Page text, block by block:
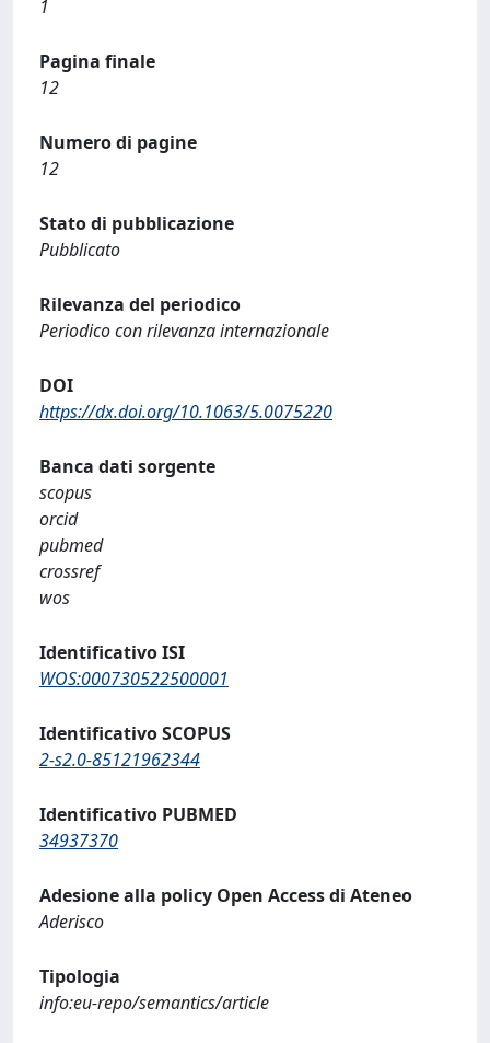
1
Pagina finale
12
Numero di pagine
12
Stato di pubblicazione
Pubblicato
Rilevanza del periodico
Periodico con rilevanza internazionale
DOI
https://dx.doi.org/10.1063/5.0075220
Banca dati sorgente
scopus
orcid
pubmed
crossref
wos
Identificativo ISI
WOS:000730522500001
Identificativo SCOPUS
2-s2.0-85121962344
Identificativo PUBMED
34937370
Adesione alla policy Open Access di Ateneo
Aderisco
Tipologia
info:eu-repo/semantics/article